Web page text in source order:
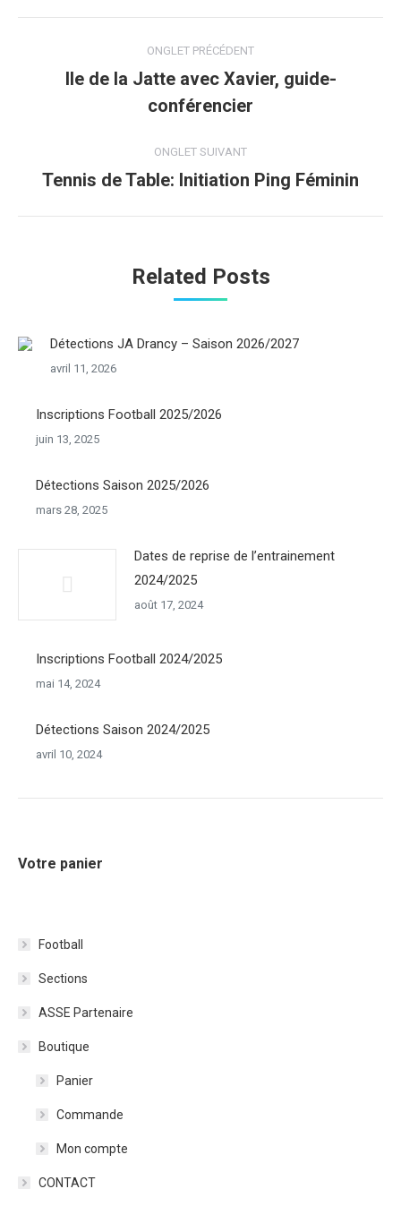
commentaire
ONGLET PRÉCÉDENT
Onglet
précédent
Ile de la Jatte avec Xavier, guide-
conférencier
ONGLET SUIVANT
Onglet
Tennis de Table: Initiation Ping Féminin
Related Posts
Détections JA Drancy – Saison 2026/2027
avril 11, 2026
Inscriptions Football 2025/2026
juin 13, 2025
Détections Saison 2025/2026
mars 28, 2025
Dates de reprise de l’entrainement
2024/2025
août 17, 2024
Inscriptions Football 2024/2025
mai 14, 2024
Détections Saison 2024/2025
avril 10, 2024
Votre panier
Football
Sections
ASSE Partenaire
Boutique
Panier
Commande
Mon compte
CONTACT